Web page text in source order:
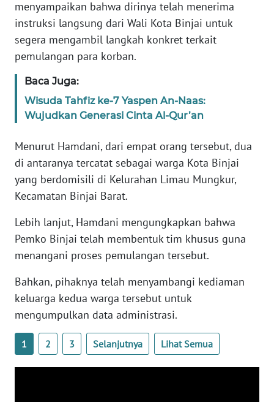
menyampaikan bahwa dirinya telah menerima
instruksi langsung dari Wali Kota Binjai untuk
segera mengambil langkah konkret terkait
pemulangan para korban.
Baca Juga:
Wisuda Tahfiz ke-7 Yaspen An-Naas:
Wujudkan Generasi Cinta Al-Qur’an
Menurut Hamdani, dari empat orang tersebut, dua
di antaranya tercatat sebagai warga Kota Binjai
yang berdomisili di Kelurahan Limau Mungkur,
Kecamatan Binjai Barat.
Lebih lanjut, Hamdani mengungkapkan bahwa
Pemko Binjai telah membentuk tim khusus guna
menangani proses pemulangan tersebut.
Bahkan, pihaknya telah menyambangi kediaman
keluarga kedua warga tersebut untuk
mengumpulkan data administrasi.
1 2 3 Selanjutnya Lihat Semua
WN
SULTENG
WN
WN
BABEL
WN
SUMBAR
SUMSEL
WN
BENGKULU
WN
LAMPUNG
JATENG